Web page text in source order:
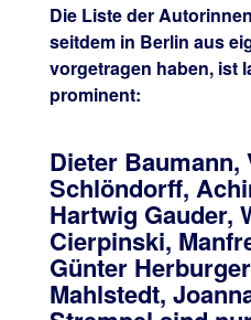
Die Liste der
seitdem in Berlin aus
vorgetragen haben, ist
prominent:
Dieter Baumann,
Schlöndorff,
Hartwig Gauder,
Cierpinski,
Günter
Mahlstedt,